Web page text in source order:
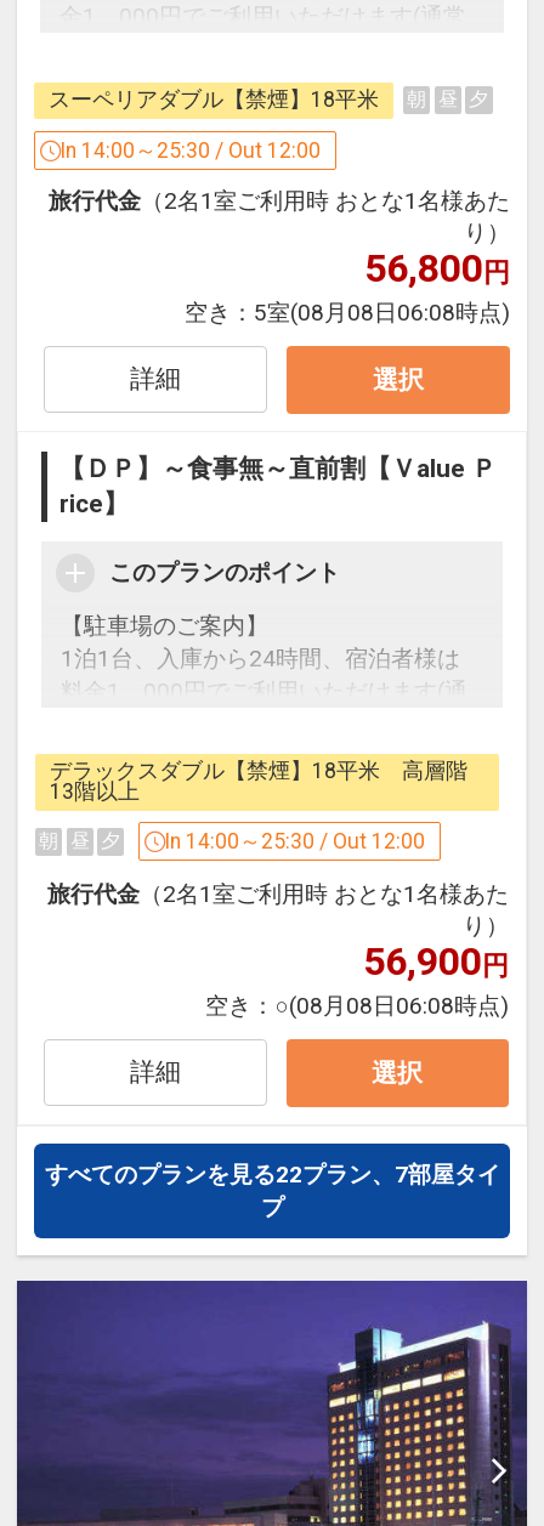
金1，000円でご利用いただけます(通常
途中の入出庫も自由！
※駐車券をチェックイン時にフロントに
てご提示ください
□7階～12階で、お部屋の広さ18平米
■ベッドはシモンズ社で、ゆったり
160cm幅ダブルベッドを採用
《デラックスダブルルーム》
■ベッドはシモンズ社で、ゆったり
160cm幅ダブルベッドを採用
□7階～12階で、お部屋の広さ27～28平
米
□トリプルは、1台がソファーベッドです
《デラックスツインルーム》
□13階～17階で、お部屋の広さ27～28平
米
■ベッドはシモンズ社で、120cm幅セミ
□トリプルは、1台がソファーベッドです
《全室共通》
■インターネットつなぎ放題！LAN接
□パソコンレンタルあり（有料）
■空気洗浄加湿器常設
■マルチ携帯充電器常設
■海外放送(BBC・フェニックス)視聴可能
■高速バス乗り場徒歩１分
設定期間：2022年4月1日～2026年12月
スーペリアダブル【禁煙】18平米 朝 昼 夕
In 14:00～25:30 / Out 12:00
旅行代金 （2名1室ご利用時 おとな1名様あた
り）
56,800円
空き： 5室(08月08日06:08時点)
詳細 選択
【ＤＰ】～食事無～直前割【Ｖalue Ｐ
rice】
このプランのポイント
【駐車場のご案内】
1泊1台、入庫から24時間、宿泊者様は
料金1，000円でご利用いただけます(通
途中の入出庫も自由！
※駐車券をチェックイン時にフロントに
てご提示ください
□7階～12階で、お部屋の広さ18平米
■ベッドはシモンズ社で、ゆったり
160cm幅ダブルベッドを採用
《デラックスダブルルーム》
■ベッドはシモンズ社で、ゆったり
160cm幅ダブルベッドを採用
《スーペリアツインルーム》
■ベッドはシモンズ社で、120cm幅セミ
□トリプルは、1台がソファーベッドです
《デラックスツインルーム》
デラックスダブル【禁煙】18平米 高層階
13階以上
朝 昼 夕 In 14:00～25:30 / Out 12:00
旅行代金 （2名1室ご利用時 おとな1名様あた
り）
56,900円
空き： ○(08月08日06:08時点)
詳細 選択
すべてのプランを見る22プラン、7部屋タイ
プ